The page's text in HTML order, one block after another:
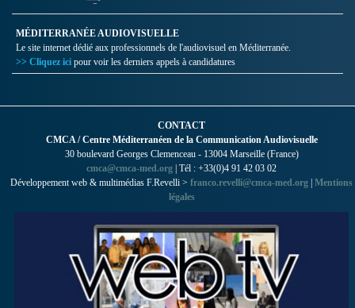
MÉDITERRANÉE AUDIOVISUELLE
Le site internet dédié aux professionnels de l'audiovisuel en Méditerranée.
>> Cliquez ici pour voir les derniers appels à candidatures
CONTACT
CMCA / Centre Méditerranéen de la Communication Audiovisuelle
30 boulevard Georges Clemenceau - 13004 Marseille (France)
cmca@cmca-med.org | Tél : +33(0)4 91 42 03 02
Développement web & multimédias F.Revelli > franco.revelli@cmca-med.org Mentions
légales